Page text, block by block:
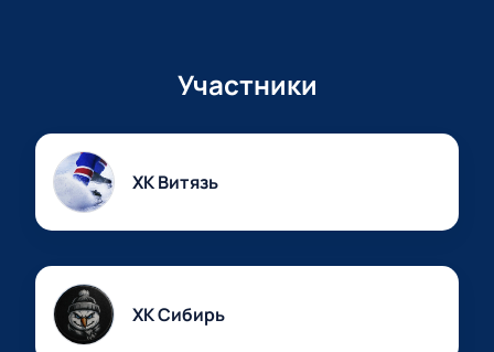
Участники
ХК Витязь
ХК Сибирь